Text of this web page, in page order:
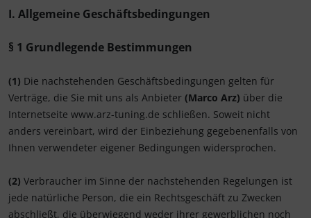
I. Allgemeine Geschäftsbedingungen
§ 1 Grundlegende Bestimmungen
(1) Die nachstehenden Geschäftsbedingungen gelten für
Verträge, die Sie mit uns als Anbieter (Marco Arz) über die
Internetseite www.arz-tuning.de schließen. Soweit nicht
anders vereinbart, wird der Einbeziehung gegebenenfalls von
Ihnen verwendeter eigener Bedingungen widersprochen.
(2) Verbraucher im Sinne der nachstehenden Regelungen ist
jede natürliche Person, die ein Rechtsgeschäft zu Zwecken
abschließt, die überwiegend weder ihrer gewerblichen noch